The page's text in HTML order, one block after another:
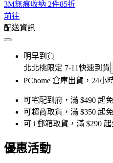
3M無痕收納 2件85折
前往
配送資訊
明早到貨
北北桃限定 7-11快速到貨
PChome 倉庫出貨，24小
可宅配到府，滿 $490 起
可超商取貨，滿 $350 起
可 i 郵箱取貨，滿 $290
優惠活動